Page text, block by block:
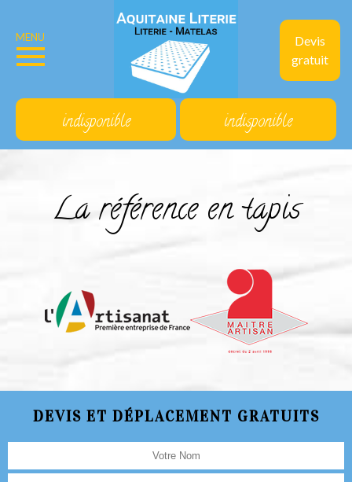
Devis
gratuit
MENU
indisponible indisponible
La référence en tapis
DEVIS ET DÉPLACEMENT GRATUITS